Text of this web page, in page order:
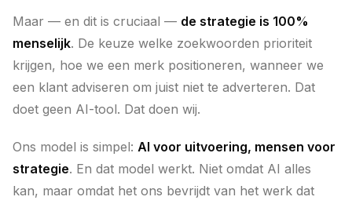
Maar — en dit is cruciaal — de strategie is 100%
menselijk. De keuze welke zoekwoorden prioriteit
krijgen, hoe we een merk positioneren, wanneer we
een klant adviseren om juist niet te adverteren. Dat
doet geen AI-tool. Dat doen wij.
Ons model is simpel: AI voor uitvoering, mensen voor
strategie. En dat model werkt. Niet omdat AI alles
kan, maar omdat het ons bevrijdt van het werk dat